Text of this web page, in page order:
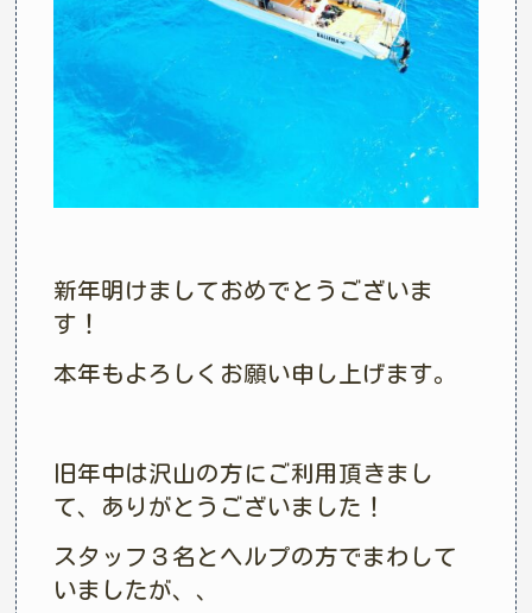
新年明けましておめでとうございま
す！
本年もよろしくお願い申し上げます。
旧年中は沢山の方にご利用頂きまし
て、ありがとうございました！
スタッフ３名とヘルプの方でまわして
いましたが、、